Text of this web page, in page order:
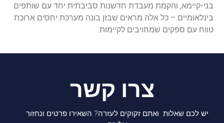
בני-קיימא, והקמת מעבדת חדשנות סביבתית יחד עם שותפים
בינלאומיים – כל אלה מראים שבזן בונה מערכת יחסים ארוכת
טווח עם ספקים שמחויבים לקיימות.
צרו קשר
יש לכם שאלות ואתם זקוקים לעזרה? השאירו פרטים ונחזור